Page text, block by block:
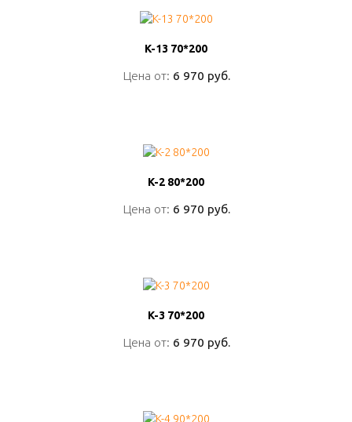
K-13 70*200
Цена от: 6 970 руб.
K-13 70*200
Цена от: 6 970 руб.
K-2 80*200
Цена от: 6 970 руб.
K-2 80*200
Цена от: 6 970 руб.
K-3 70*200
Цена от: 6 970 руб.
K-3 70*200
Цена от: 6 970 руб.